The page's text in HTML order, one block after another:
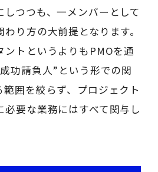
つつも、一メンバーとして
り方の大前提となります。
ントというよりもPMOを通
功請負人”という形での関
囲を絞らず、プロジェクト
必要な業務にはすべて関与し